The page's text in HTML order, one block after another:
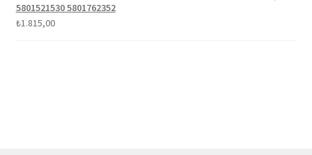
5801521530 5801762352
₺1.815,00